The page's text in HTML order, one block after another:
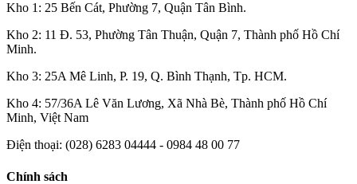
Kho 1: 25 Bến Cát, Phường 7, Quận Tân Bình.
Kho 2: 11 Đ. 53, Phường Tân Thuận, Quận 7, Thành phố Hồ Chí
Minh.
Kho 3: 25A Mê Linh, P. 19, Q. Bình Thạnh, Tp. HCM.
Kho 4: 57/36A Lê Văn Lương, Xã Nhà Bè, Thành phố Hồ Chí
Minh, Việt Nam
Điện thoại: (028) 6283 04444 - 0984 48 00 77
Chính sách